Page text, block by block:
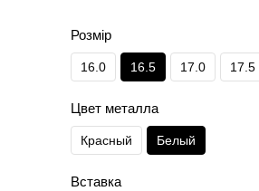
Розмір
16.0 16.5 17.0 17.5
Цвет металла
Красный Белый
Вставка